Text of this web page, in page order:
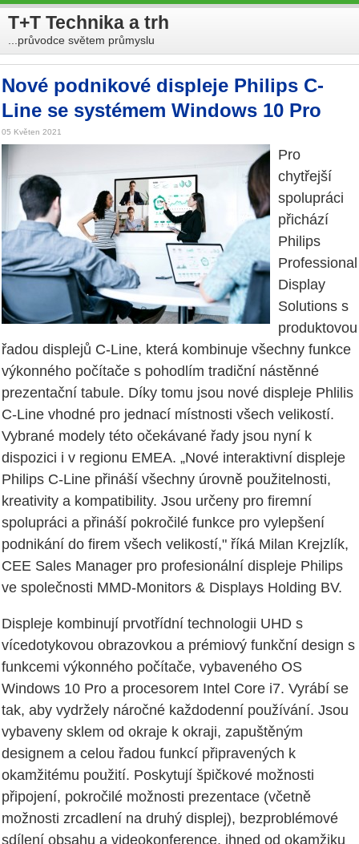
T+T Technika a trh
...průvodce světem průmyslu
Nové podnikové displeje Philips C-
Line se systémem Windows 10 Pro
05 Květen 2021
Pro
chytřejší
spolupráci
přichází
Philips
Professional
Display
Solutions s
produktovou
řadou displejů C-Line, která kombinuje všechny funkce
výkonného počítače s pohodlím tradiční nástěnné
prezentační tabule. Díky tomu jsou nové displeje Phlilis
C-Line vhodné pro jednací místnosti všech velikostí.
Vybrané modely této očekávané řady jsou nyní k
dispozici i v regionu EMEA. „Nové interaktivní displeje
Philips C-Line přináší všechny úrovně použitelnosti,
kreativity a kompatibility. Jsou určeny pro firemní
spolupráci a přináší pokročilé funkce pro vylepšení
podnikání do firem všech velikostí," říká Milan Krejzlík,
CEE Sales Manager pro profesionální displeje Philips
ve společnosti MMD-Monitors & Displays Holding BV.
Displeje kombinují prvotřídní technologii UHD s
vícedotykovou obrazovkou a prémiový funkční design s
funkcemi výkonného počítače, vybaveného OS
Windows 10 Pro a procesorem Intel Core i7. Vyrábí se
tak, aby vydržely náročné každodenní používání. Jsou
vybaveny sklem od okraje k okraji, zapuštěným
designem a celou řadou funkcí připravených k
okamžitému použití. Poskytují špičkové možnosti
připojení, pokročilé možnosti prezentace (včetně
možnosti zrcadlení na druhý displej), bezproblémové
sdílení obsahu a videokonference, ihned od okamžiku